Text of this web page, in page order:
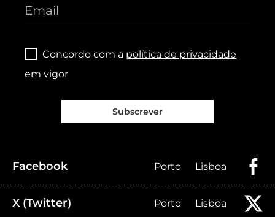
Concordo com a política de privacidade
em vigor
Subscrever
Facebook Porto Lisboa
X (Twitter) Porto Lisboa